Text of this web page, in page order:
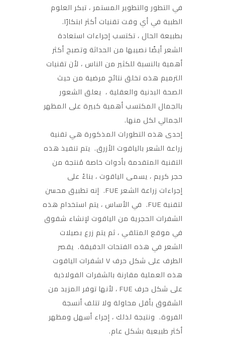
في التطور والتطوير المستمر ، تبكر العلوم
الطبية في أي وقت تقنيات أكثر ابتكارًا.
بطبيعة الحال ، تكتسب إجراءات استعادة
الشعر أيضًا نصيبها من الحداثة وتصبح أكثر
أهمية بالنسبة للكثير من الناس ، لأن تقنيات
الترميم هذه تخلق نتائج مرضية من حيث
الصحة البدنية والعقلية ، يعلق الشعور
بالجمال المكتسب أهمية كبيرة على المظهر
الجمالي لكل منها.
إحدى هذه التطورات المذكورة هي تقنية
زراعة الشعر بالياقوت الأزرق. يتم تنفيذ هذه
التقنية المتقدمة بأدوات خاصة مُنتجة من
حجر كريم ، يسمى الياقوت ، بناءً على
إجراءات زراعة الشعر FUE. إنه تطبيق محسن
لتقنية FUE. في الأساس ، يتم استخدام هذه
الشفرات الحجرية من الياقوت لإنشاء شقوق
في موقع المتلقي ، ثم يتم زرع بصيلات
الشعر في هذه الفتحات الدقيقة. يقصر
الطرف على شكل حرف V لشفرات الياقوت
هذه العملية مقارنة بالشفرات الفولاذية
على شكل حرف FUE ، لأنها توفر المزيد من
الشقوق بأقل محاولة ولا تتلف أنسجة
الفروة. ونتيجة لذلك ، إجراء أسهل ومظهر
أكثر طبيعية بشكل عام.